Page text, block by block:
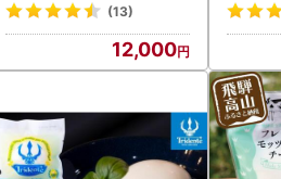
(13)
12,000